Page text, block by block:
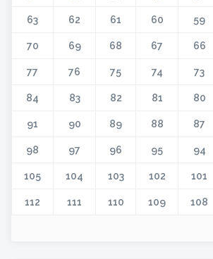
59
60
61
62
63
66
67
68
69
70
73
74
75
76
77
80
81
82
83
84
87
88
89
90
91
94
95
96
97
98
101
102
103
104
105
108
109
110
111
112